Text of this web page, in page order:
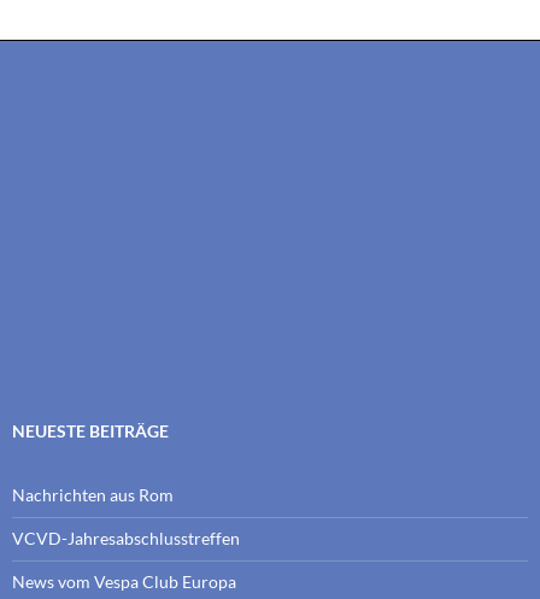
NEUESTE BEITRÄGE
Nachrichten aus Rom
VCVD-Jahresabschlusstreffen
News vom Vespa Club Europa